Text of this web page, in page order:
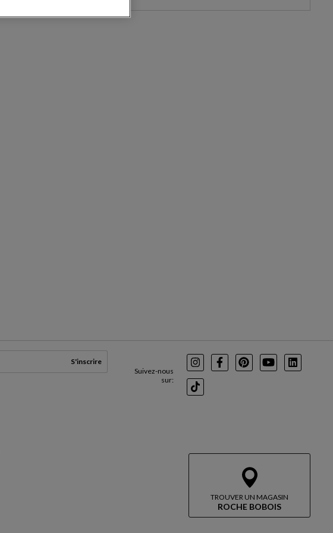
TROUVER UN MAGASIN
ROCHE BOBOIS
Suivez-nous
sur:
InstagramFacebookPinterest
YoutubeLinkedIn
TikTok
S'inscrire